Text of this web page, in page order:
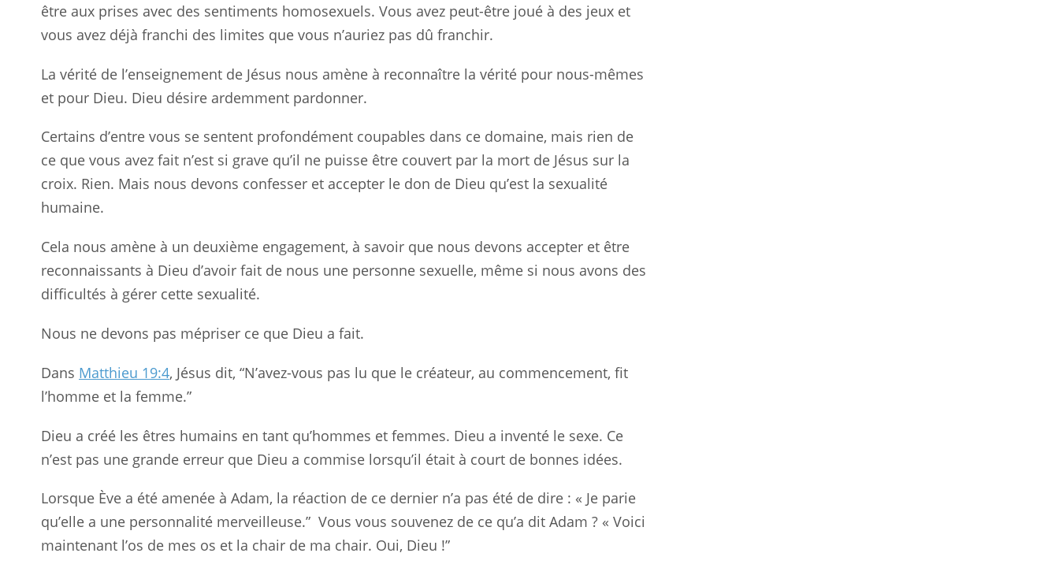
être aux prises avec des sentiments homosexuels. Vous avez peut-être joué à des jeux et
vous avez déjà franchi des limites que vous n’auriez pas dû franchir.
La vérité de l’enseignement de Jésus nous amène à reconnaître la vérité pour nous-mêmes
et pour Dieu. Dieu désire ardemment pardonner.
Certains d’entre vous se sentent profondément coupables dans ce domaine, mais rien de
ce que vous avez fait n’est si grave qu’il ne puisse être couvert par la mort de Jésus sur la
croix. Rien. Mais nous devons confesser et accepter le don de Dieu qu’est la sexualité
humaine.
Cela nous amène à un deuxième engagement, à savoir que nous devons accepter et être
reconnaissants à Dieu d’avoir fait de nous une personne sexuelle, même si nous avons des
difficultés à gérer cette sexualité.
Nous ne devons pas mépriser ce que Dieu a fait.
Dans Matthieu 19:4, Jésus dit, “N’avez-vous pas lu que le créateur, au commencement, fit
l’homme et la femme.”
Dieu a créé les êtres humains en tant qu’hommes et femmes. Dieu a inventé le sexe. Ce
n’est pas une grande erreur que Dieu a commise lorsqu’il était à court de bonnes idées.
Lorsque Ève a été amenée à Adam, la réaction de ce dernier n’a pas été de dire : « Je parie
qu’elle a une personnalité merveilleuse.” Vous vous souvenez de ce qu’a dit Adam ? « Voici
maintenant l’os de mes os et la chair de ma chair. Oui, Dieu !”